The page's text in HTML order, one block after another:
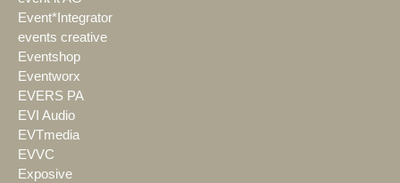
Event*Integrator
events creative
Eventshop
Eventworx
EVERS PA
EVI Audio
EVTmedia
EVVC
Exposive